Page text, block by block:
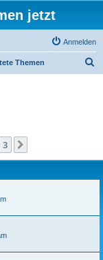
jetzt
Anmelden
Themen
3